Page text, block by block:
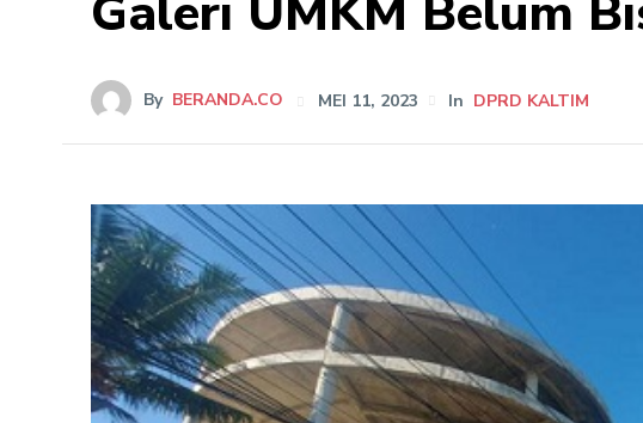
Galeri UMKM Belum
By BERANDA.CO MEI 11, 2023 In DPRD KALTIM